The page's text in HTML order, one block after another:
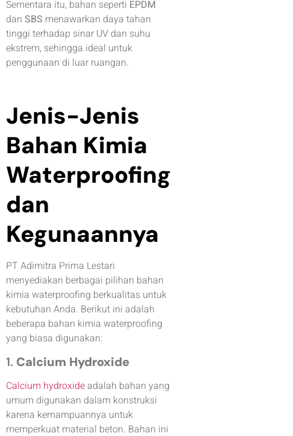
Sementara itu, bahan seperti EPDM
dan SBS menawarkan daya tahan
tinggi terhadap sinar UV dan suhu
ekstrem, sehingga ideal untuk
penggunaan di luar ruangan.
Jenis-Jenis
Bahan Kimia
Waterproofing
dan
Kegunaannya
PT Adimitra Prima Lestari
menyediakan berbagai pilihan bahan
kimia waterproofing berkualitas untuk
kebutuhan Anda. Berikut ini adalah
beberapa bahan kimia waterproofing
yang biasa digunakan:
1. Calcium Hydroxide
Calcium hydroxide adalah bahan yang
umum digunakan dalam konstruksi
karena kemampuannya untuk
memperkuat material beton. Bahan ini